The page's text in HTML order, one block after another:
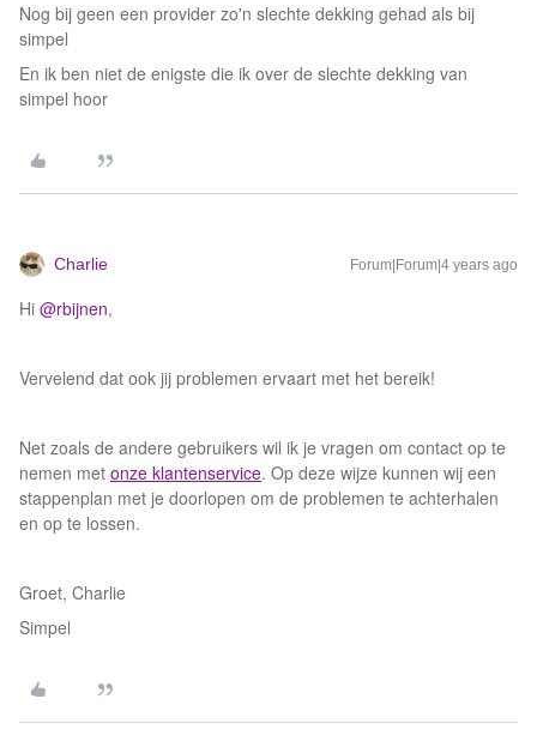
Nog bij geen een provider zo'n slechte dekking gehad als bij
simpel
En ik ben niet de enigste die ik over de slechte dekking van
simpel hoor
Charlie Forum|Forum|4 years ago
Hi @rbijnen,
Vervelend dat ook jij problemen ervaart met het bereik!
Net zoals de andere gebruikers wil ik je vragen om contact op te
nemen met onze klantenservice. Op deze wijze kunnen wij een
stappenplan met je doorlopen om de problemen te achterhalen
en op te lossen.
Groet, Charlie
Simpel